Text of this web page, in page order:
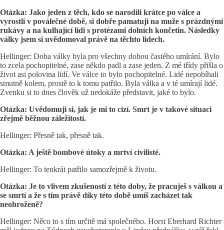
Otázka: Jako jeden z těch, kdo se narodili krátce po válce a
vyrostli v poválečné době, si dobře pamatuji na muže s prázdnými
rukávy a na kulhající lidi s protézami dolních končetin. Následky
války jsem si uvědomoval právě na těchto lidech.
Hellinger: Doba války byla pro všechny dobou častého umírání. Bylo
to zcela pochopitelné, zase někdo padl a zase jeden. Z mé třídy přišla o
život asi polovina lidí. Ve válce to bylo pochopitelné. Lidé nepobíhali
smutně kolem, prostě to k tomu patřilo. Byla válka a v té umírají lidé.
Zvenku si to dnes člověk už nedokáže představit, jaké to bylo.
Otázka: Uvědomuji si, jak je mi to cizí. Smrt je v takové situaci
zřejmě běžnou záležitostí.
Hellinger: Přesně tak, přesně tak.
Otázka: A ještě bombové útoky a mrtví civilisté.
Hellinger: To tenkrát patřilo samozřejmě k životu.
Otázka: Je to vlivem zkušeností z této doby, že pracuješ s válkou a
se smrtí a že s tím právě díky této době umíš zacházet tak
neohroženě?
Hellinger: Něco to s tím určitě má společného. Horst Eberhard Richter